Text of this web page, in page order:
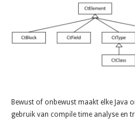
Bewust of onbewust maakt elke Java
gebruik van compile time analyse en